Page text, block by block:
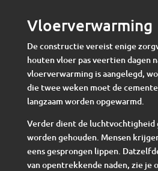
Vloerverwarming
De constructie vereist enige
houten vloer pas veertien dagen
vloerverwarming is aangelegd,
die twee weken moet de
langzaam worden opgewarmd.
Verder dient de luchtvochtigheid
worden gehouden. Mensen
eens gesprongen lippen.
van opentrekkende naden, zie je